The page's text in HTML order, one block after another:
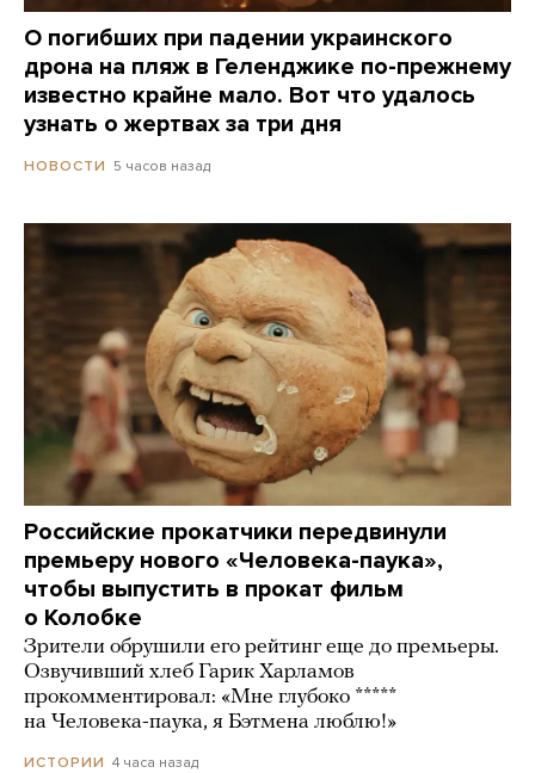
О погибших при падении украинского
дрона на пляж в Геленджике по-прежнему
известно крайне мало. Вот что удалось
узнать о жертвах за три дня
НОВОСТИ 5 часов назад
Российские прокатчики передвинули
премьеру нового «Человека-паука»,
чтобы выпустить в прокат фильм
о Колобке
Зрители обрушили его рейтинг еще до премьеры.
Озвучивший хлеб Гарик Харламов
прокомментировал: «Мне глубоко *****
на Человека-паука, я Бэтмена люблю!»
ИСТОРИИ 4 часа назад